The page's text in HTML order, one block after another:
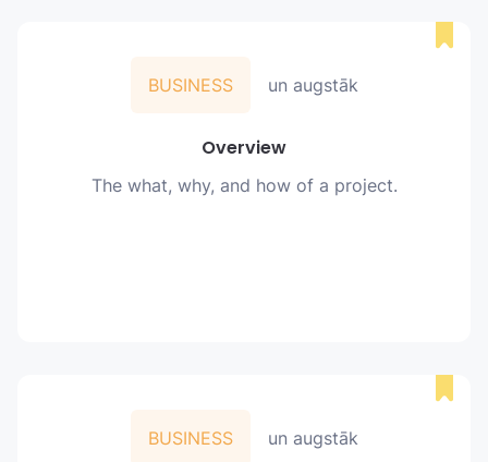
BUSINESS un augstāk
Overview
The what, why, and how of a project.
BUSINESS un augstāk